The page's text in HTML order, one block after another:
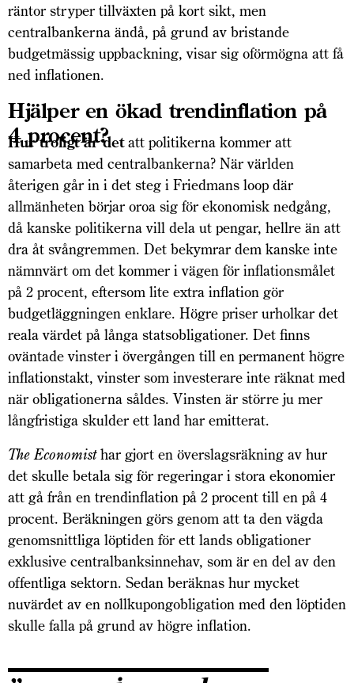
räntor stryper tillväxten på kort sikt, men
centralbankerna ändå, på grund av bristande
budgetmässig uppbackning, visar sig oförmögna att få
ned inflationen.
Hjälper en ökad trendinflation på
4 procent?
Hur troligt är detatt politikerna kommer att
samarbeta med centralbankerna? När världen
återigen går in i det steg i Friedmans loop där
allmänheten börjar oroa sig för ekonomisk nedgång,
då kanske politikerna vill dela ut pengar, hellre än att
dra åt svångremmen. Det bekymrar dem kanske inte
nämnvärt om det kommer i vägen för inflationsmålet
på 2 procent, eftersom lite extra inflation gör
budgetläggningen enklare. Högre priser urholkar det
reala värdet på långa statsobligationer. Det finns
oväntade vinster i övergången till en permanent högre
inflationstakt, vinster som investerare inte räknat med
när obligationerna såldes. Vinsten är större ju mer
långfristiga skulder ett land har emitterat.
The Economisthar gjort en överslagsräkning av hur
det skulle betala sig för regeringar i stora ekonomier
att gå från en trendinflation på 2 procent till en på 4
procent. Beräkningen görs genom att ta den vägda
genomsnittliga löptiden för ett lands obligationer
exklusive centralbanksinnehav, som är en del av den
offentliga sektorn. Sedan beräknas hur mycket
nuvärdet av en nollkupongobligation med den löptiden
skulle falla på grund av högre inflation.